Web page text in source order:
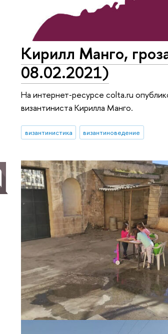
Кирилл Манго,
08.02.2021)
На интернет‑ресурсе colta.ru
византиниста Кирилла Манго.
византинистика византиноведение